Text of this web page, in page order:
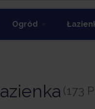
Ogród
(173